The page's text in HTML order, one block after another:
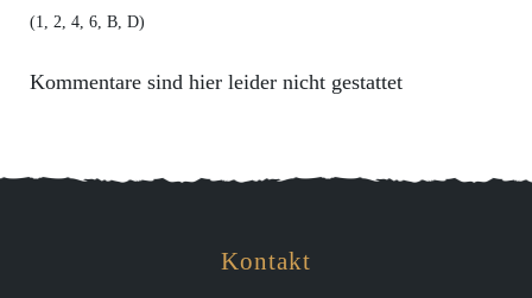
(1, 2, 4, 6, B, D)
Kommentare sind hier leider nicht gestattet
Kontakt